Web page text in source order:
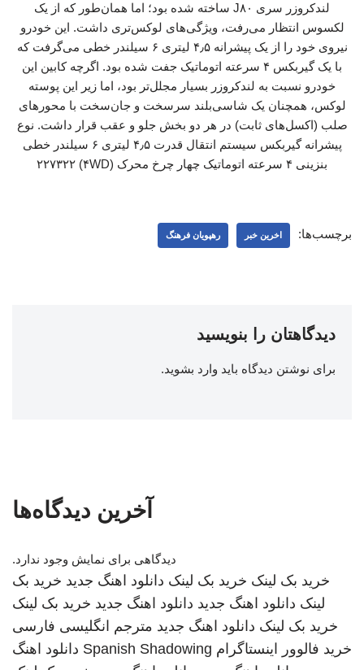
لندکروزر سری J۸۰ ساخته شده بود؛ اما همان‌طور که از یک
لکسوس انتظار می‌رفت، ویژگی‌های لوکس‌تری داشت. این خودرو
نیروی خود را از یک پیشرانه ۴٫۵ لیتری ۶ سیلندر خطی می‌گرفت که
با یک گیربکس ۴ سرعته اتوماتیک جفت شده بود. اگرچه کابین این
خودرو نسبت به لندکروزر بسیار مجلل‌تر بود، اما زیر این پوسته
لوکس، همچنان یک شاسی‌بلند سرسخت و جان‌سخت با محورهای
صلب (اکسل‌های ثابت) در هر دو بخش جلو و عقب قرار داشت. نوع
پیشرانه گیربکس سیستم انتقال قدرت ۴٫۵ لیتری ۶ سیلندر خطی
بنزینی ۴ سرعته اتوماتیک چهار چرخ محرک (۴WD) ۲۲۷۳۲۲
برچسب‌ها: اخرین خبر رهپویان فرهنگ
دیدگاهتان را بنویسید
برای نوشتن دیدگاه باید وارد بشوید.
آخرین دیدگاه‌ها
دیدگاهی برای نمایش وجود ندارد.
خرید بک لینک خرید بک لینک دانلود اهنگ جدید خرید بک
لینک دانلود اهنگ جدید دانلود اهنگ جدید خرید بک لینک
خرید بک لینک دانلود اهنگ جدید مترجم انگلیسی فارسی
خرید فالوور اینستاگرام Spanish Shadowing دانلود اهنگ